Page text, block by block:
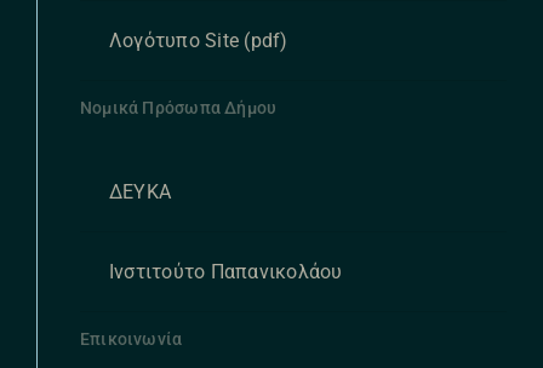
Λογότυπο Site (pdf)
Νομικά Πρόσωπα Δήμου
ΔΕΥΚΑ
Ινστιτούτο Παπανικολάου
Επικοινωνία